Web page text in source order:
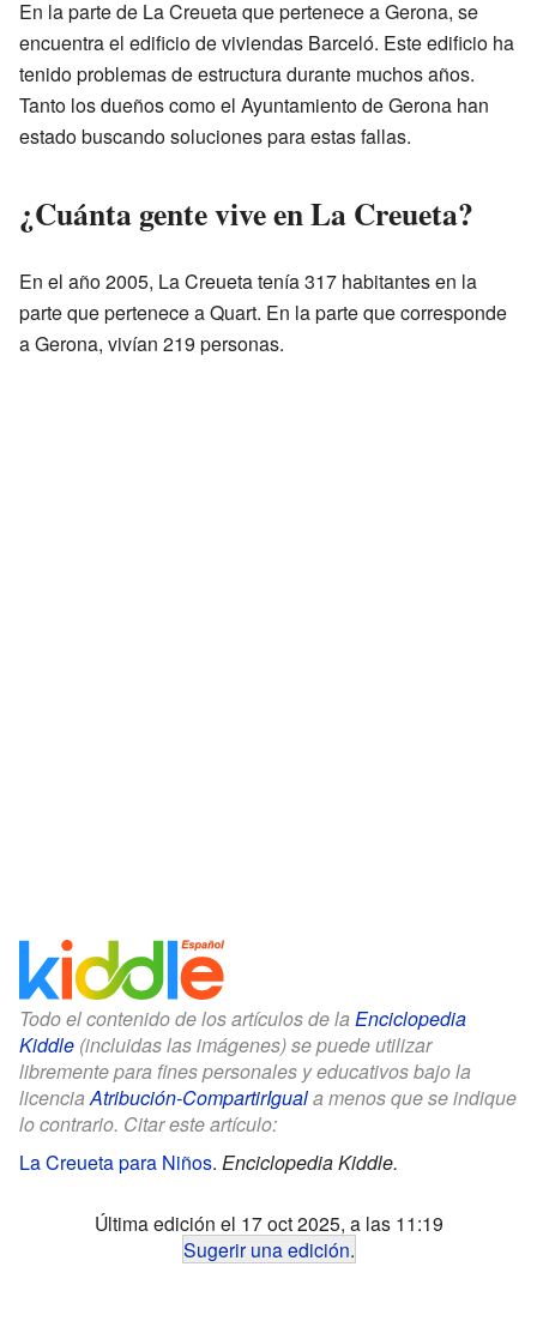
En la parte de La Creueta que pertenece a Gerona, se
encuentra el edificio de viviendas Barceló. Este edificio ha
tenido problemas de estructura durante muchos años.
Tanto los dueños como el Ayuntamiento de Gerona han
estado buscando soluciones para estas fallas.
¿Cuánta gente vive en La Creueta?
En el año 2005, La Creueta tenía 317 habitantes en la
parte que pertenece a Quart. En la parte que corresponde
a Gerona, vivían 219 personas.
Todo el contenido de los artículos de la Enciclopedia
Kiddle (incluidas las imágenes) se puede utilizar
libremente para fines personales y educativos bajo la
licenciaAtribución-CompartirIguala menos que se indique
lo contrario. Citar este artículo:
La Creueta para Niños. Enciclopedia Kiddle.
Última edición el 17 oct 2025, a las 11:19
Sugerir una edición.